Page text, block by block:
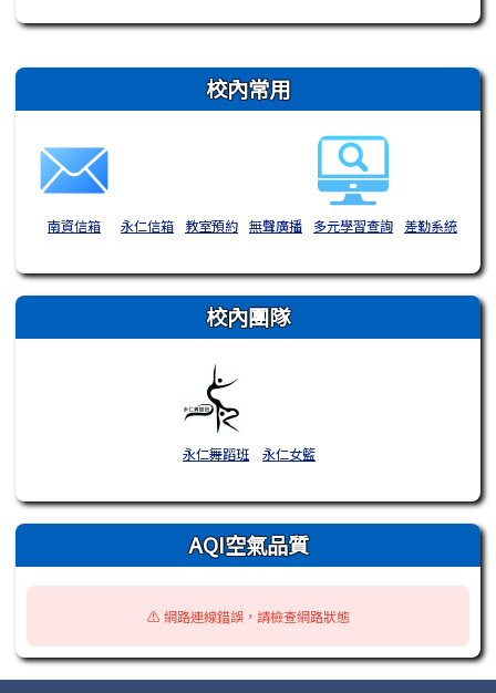
右邊區域內容 校內常用
南資信箱 永仁信箱 教室預約 無聲廣播 多元學習查詢 差勤系統
校內團隊
永仁舞蹈班 永仁女籃
AQI空氣品質
⚠️ 網路連線錯誤，請檢查網路狀態